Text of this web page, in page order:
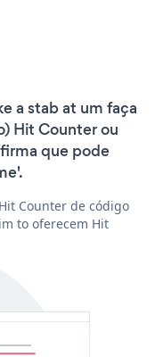
a stab at um faça
Hit Counter ou
que pode
Counter de código
to oferecem Hit